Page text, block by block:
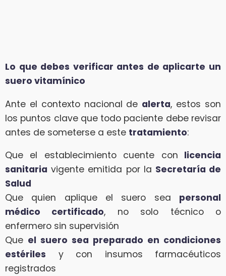
Lo que debes verificar antes de aplicarte un
suero vitamínico
Ante el contexto nacional de alerta, estos son
los puntos clave que todo paciente debe revisar
antes de someterse a este tratamiento:
Que el establecimiento cuente con licencia
sanitaria vigente emitida por la Secretaría de
Salud
Que quien aplique el suero sea personal
médico certificado, no solo técnico o
enfermero sin supervisión
Que el suero sea preparado en condiciones
estériles y con insumos farmacéuticos
registrados